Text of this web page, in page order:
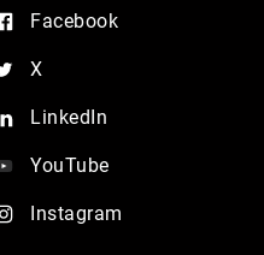
Facebook
X
LinkedIn
YouTube
Instagram